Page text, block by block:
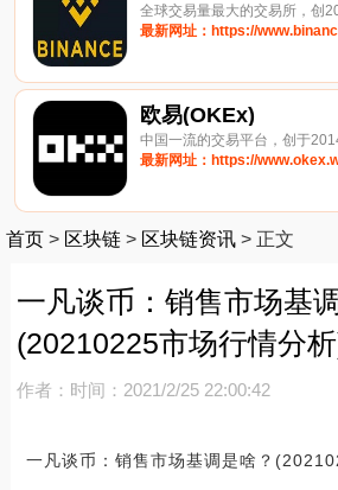
全球交易量最大的交易所，创
最新网址：https://
欧易(OKEx)
中国一流的交易平台，创于
最新网址：https://
首页 > 区块链 > 区块链资讯 > 正文
一凡谈币：销售市场基
(20210225市场行情分
作者： 时间：2021/2/25 22:00:42
一凡谈币：销售市场基调是啥？